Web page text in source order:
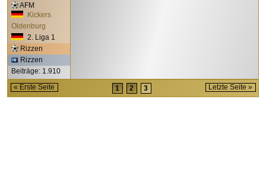
AFM
Kickers
Oldenburg
2. Liga 1
Rizzen
Rizzen
Beiträge: 1.910
« Erste Seite 1 2 3 Letzte Seite »